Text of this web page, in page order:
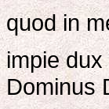
quod in
impie
Dominus